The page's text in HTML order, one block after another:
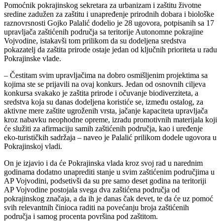
Pomoćnik pokrajinskog sekretara za urbanizam i zaštitu životne
sredine zadužen za zaštitu i unapređenje prirodnih dobara i biološke
raznovrsnosti Gojko Palalić dodelio je 28 ugovora, potpisanih sa 17
upravljača zaštićenih područja sa teritorije Autonomne pokrajine
Vojvodine, istakavši tom prilikom da su dodeljena sredstva
pokazatelj da zaštita prirode ostaje jedan od ključnih prioriteta u radu
Pokrajinske vlade.
– Čestitam svim upravljačima na dobro osmišljenim projektima sa
kojima ste se prijavili na ovaj konkurs. Jedan od osnovnih ciljeva
konkursa svakako je zaštita prirode i očuvanje biodiverziteta, a
sredstva koja su danas dodeljena koristiće se, između ostalog, za
aktivne mere zaštite ugroženih vrsta, jačanje kapaciteta upravljača
kroz nabavku neophodne opreme, izradu promotivnih materijala koji
će služiti za afirmaciju samih zaštićenih područja, kao i uređenje
eko-turističkih sadržaja – naveo je Palalić prilikom dodele ugovora u
Pokrajinskoj vladi.
On je izjavio i da će Pokrajinska vlada kroz svoj rad u narednim
godinama dodatno unaprediti stanje u svim zaštićenim područjima u
AP Vojvodini, podsetivši da su pre samo deset godina na teritoriji
AP Vojvodine postojala svega dva zaštićena područja od
pokrajinskog značaja, a da ih je danas čak devet, te da će uz pomoć
svih relevantnih činioca raditi na povećanju broja zaštićenih
područja i samog procenta površina pod zaštitom.